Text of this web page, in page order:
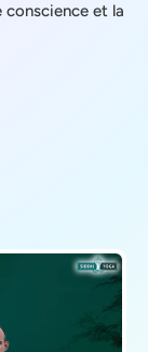
conscience et la